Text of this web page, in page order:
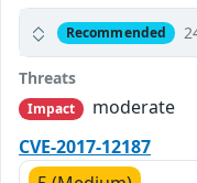
Recommended
Threats
Impact
moderate
CVE-2017-12187